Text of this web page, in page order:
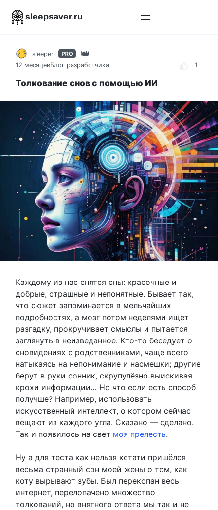
sleepsaver.ru
1
sleeper
12 месяцевБлог разработчика
Толкование снов с помощью ИИ
Каждому из нас снятся сны: красочные и
добрые, страшные и непонятные. Бывает так,
что сюжет запоминается в мельчайших
подробностях, а мозг потом неделями ищет
разгадку, прокручивает смыслы и пытается
заглянуть в неизведанное. Кто-то беседует о
сновидениях с родственниками, чаще всего
натыкаясь на непонимание и насмешки; другие
берут в руки сонник, скрупулёзно выискивая
крохи информации… Но что если есть способ
получше? Например, использовать
искусственный интеллект, о котором сейчас
вещают из каждого угла. Сказано — сделано.
Так и появилось на свет моя прелесть.
Ну а для теста как нельзя кстати пришёлся
весьма странный сон моей жены о том, как
коту вырывают зубы. Был перекопан весь
интернет, перелопачено множество
толкований, но внятного ответа мы так и не